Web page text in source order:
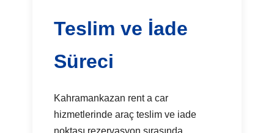
Teslim ve İade
Süreci
Kahramankazan rent a car
hizmetlerinde araç teslim ve iade
noktası rezervasyon sırasında